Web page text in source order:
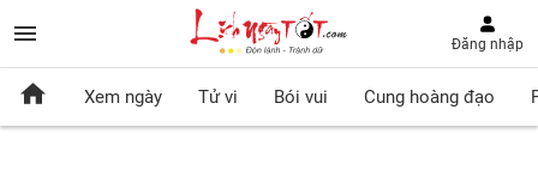
Đăng nhập
Xem ngày Tử vi Bói vui Cung hoàng đạo